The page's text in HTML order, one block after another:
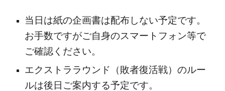
当日は紙の企画書は配布しない予定です。
お手数ですがご自身のスマートフォン等で
ご確認ください。
エクストララウンド（敗者復活戦）のルー
ルは後日ご案内する予定です。